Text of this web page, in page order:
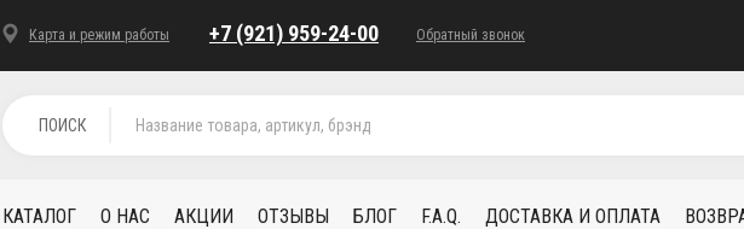
Карта и режим работы +7 (921) 959-24-00 Обратный звонок
ПОИСК
КАТАЛОГ О НАС АКЦИИ ОТЗЫВЫ БЛОГ F.A.Q. ДОСТАВКА И ОПЛАТА